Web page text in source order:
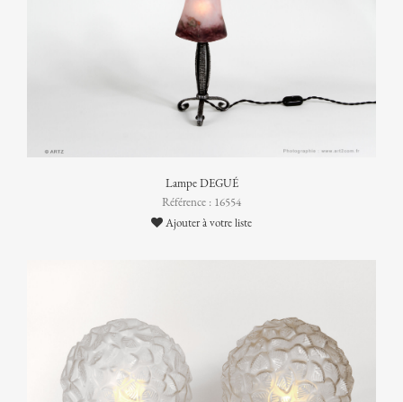
Lampe DEGUÉ
Référence : 16554
Ajouter à votre liste